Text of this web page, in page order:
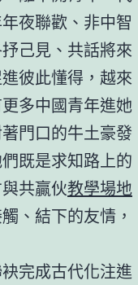
夜聯歡、非中智
己見、共話將來
彼此懂得，越來
多中國青年進她
門口的牛土豪發
既是求知路上的
共贏伙教學場地
、結下的友情，
完成古代化注進